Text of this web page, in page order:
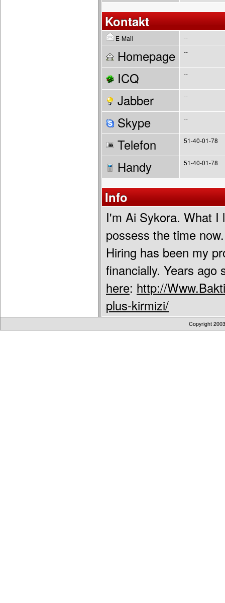
Kontakt
E-Mail --
Homepage --
ICQ --
Jabber --
Skype --
Telefon 51-40-01-78
Handy 51-40-01-78
Info
I'm Ai Sykora. What I
possess the time now.
Hiring has been my
financially. Years ago
here: http://
plus-kirmizi/
Copyright